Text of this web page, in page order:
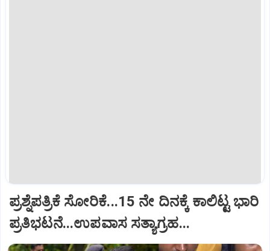
ಪ್ರಶ್ನೆಪತ್ರಿಕೆ ಸೋರಿಕೆ...15 ನೇ ದಿನಕ್ಕೆ ಕಾಲಿಟ್ಟ ಭಾರಿ
ಪ್ರತಿಭಟನೆ...ಉಪವಾಸ ಸತ್ಯಾಗ್ರಹ...